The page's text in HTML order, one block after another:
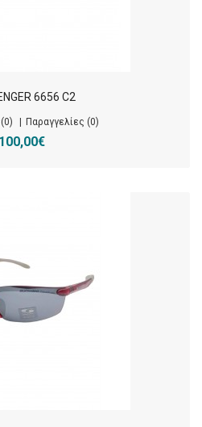
6656 C2
(0) Παραγγελίες (0)
100,00€